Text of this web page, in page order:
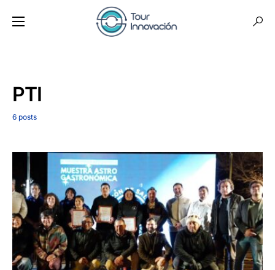
PTI
6 posts